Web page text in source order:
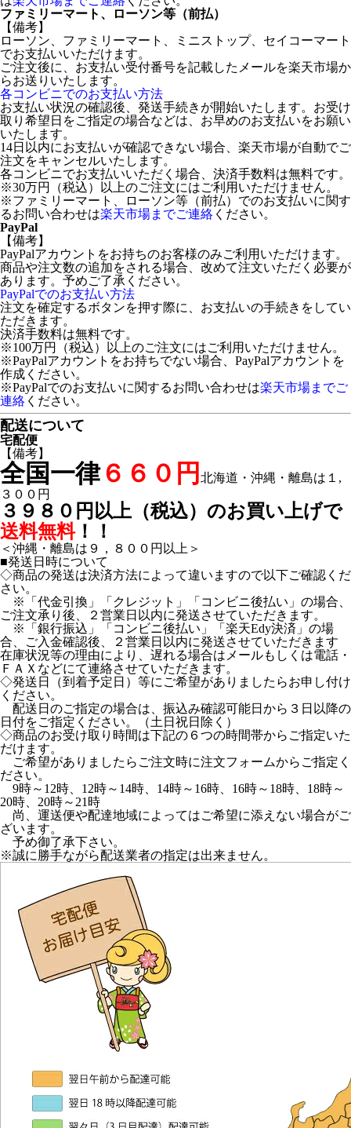
ファミリーマート、ローソン等（前払）
【備考】
ローソン、ファミリーマート、ミニストップ、セイコーマート
でお支払いいただけます。
ご注文後に、お支払い受付番号を記載したメールを楽天市場か
らお送りいたします。
各コンビニでのお支払い方法
お支払い状況の確認後、発送手続きが開始いたします。お受け
取り希望日をご指定の場合などは、お早めのお支払いをお願い
いたします。
14日以内にお支払いが確認できない場合、楽天市場が自動でご
注文をキャンセルいたします。
各コンビニでお支払いいただく場合、決済手数料は無料です。
※30万円（税込）以上のご注文にはご利用いただけません。
※ファミリーマート、ローソン等（前払）でのお支払いに関す
るお問い合わせは楽天市場までご連絡 ください。
PayPal
【備考】
PayPalアカウントをお持ちのお客様のみご利用いただけます。
商品や注文数の追加をされる場合、改めて注文いただく必要が
あります。予めご了承ください。
PayPalでのお支払い方法
注文を確定するボタンを押す際に、お支払いの手続きをしてい
ただきます。
決済手数料は無料です。
※100万円（税込）以上のご注文にはご利用いただけません。
※PayPalアカウントをお持ちでない場合、PayPalアカウントを
作成ください。
※PayPalでのお支払いに関するお問い合わせは楽天市場までご
連絡 ください。
配送について
宅配便
【備考】
全国一律６６０円 北海道・沖縄・離島は１,
３００円
３９８０円以上（税込）のお買い上げで
送料無料！！
＜沖縄・離島は９，８００円以上＞
■発送日時について
◇商品の発送は決済方法によって違いますので以下ご確認くだ
さい。
※「代金引換」「クレジット」「コンビニ後払い」の場合、
ご注文承り後、２営業日以内に発送させていただきます。
※「銀行振込」「コンビニ後払い」「楽天Edy決済」の場
合、ご入金確認後、２営業日以内に発送させていただきます
在庫状況等の理由により、遅れる場合はメールもしくは電話・
ＦＡＸなどにて連絡させていただきます。
◇発送日（到着予定日）等にご希望がありましたらお申し付け
ください。
配送日のご指定の場合は、振込み確認可能日から３日以降の
日付をご指定ください。（土日祝日除く）
◇商品のお受け取り時間は下記の６つの時間帯からご指定いた
だけます。
ご希望がありましたらご注文時に注文フォームからご指定く
ださい。
9時～12時、12時～14時、14時～16時、16時～18時、18時～
20時、20時～21時
尚、運送便や配達地域によってはご希望に添えない場合がご
ざいます。
予め御了承下さい。
※誠に勝手ながら配送業者の指定は出来ません。